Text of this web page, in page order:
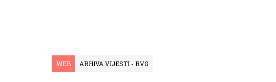
WEB ARHIVA VIJESTI - RVG